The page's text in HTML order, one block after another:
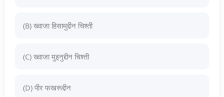
(B) ख्वाजा हिसामुद्दीन चिश्ती
(C) ख्वाजा मुइनुद्दीन चिश्ती
(D) पीर फखरूद्दीन